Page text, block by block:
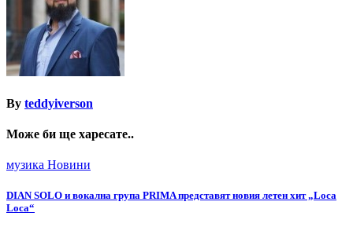
By teddyiverson
Може би ще харесате..
музика Новини
DIAN SOLO и вокална група PRIMA представят новия летен хит „Loca
Loca“